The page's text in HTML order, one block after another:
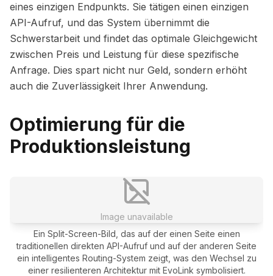
eines einzigen Endpunkts. Sie tätigen einen einzigen
API-Aufruf, und das System übernimmt die
Schwerstarbeit und findet das optimale Gleichgewicht
zwischen Preis und Leistung für diese spezifische
Anfrage. Dies spart nicht nur Geld, sondern erhöht
auch die Zuverlässigkeit Ihrer Anwendung.
Optimierung für die
Produktionsleistung
Image unavailable
Ein Split-Screen-Bild, das auf der einen Seite einen
traditionellen direkten API-Aufruf und auf der anderen Seite
ein intelligentes Routing-System zeigt, was den Wechsel zu
einer resilienteren Architektur mit EvoLink symbolisiert.